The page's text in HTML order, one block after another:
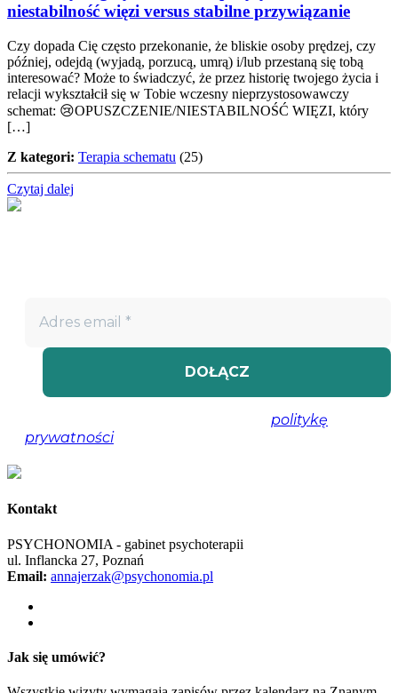
niestabilność więzi versus stabilne przywiązanie
Czy dopada Cię często przekonanie, że bliskie osoby prędzej, czy
później, odejdą (wyjadą, porzucą, umrą) i/lub przestaną się tobą
interesować? Może to świadczyć, że przez historię twojego życia i
relacji wykształcił się w Tobie wczesny nieprzystosowawczy
schemat: 😢OPUSZCZENIE/NIESTABILNOŚĆ WIĘZI, który
[…]
Z kategori: Terapia schematu (25)
Czytaj dalej
politykę
prywatności, aby uzyskać więcej informacji.
Kontakt
PSYCHONOMIA - gabinet psychoterapii
ul. Inflancka 27, Poznań
Email: annajerzak@psychonomia.pl
Jak się umówić?